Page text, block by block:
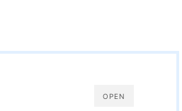
OPEN